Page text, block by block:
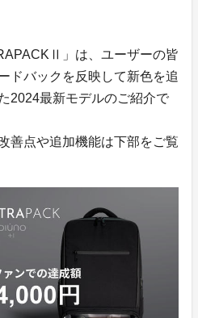
」は、ユーザーの皆
ドバックを反映して新色を追
2024最新モデルのご紹介で
善点や追加機能は下部をご覧